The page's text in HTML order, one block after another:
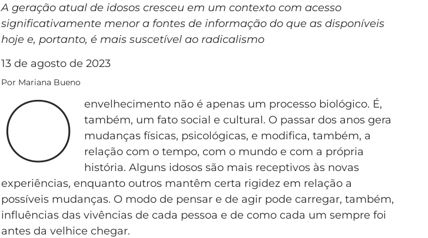
A geração atual de idosos cresceu em um contexto com acesso
significativamente menor a fontes de informação do que as disponíveis
hoje e, portanto, é mais suscetível ao radicalismo
13 de agosto de 2023
Por Mariana Bueno
O
envelhecimento não é apenas um processo biológico. É,
também, um fato social e cultural. O passar dos anos gera
mudanças físicas, psicológicas, e modifica, também, a
relação com o tempo, com o mundo e com a própria
história. Alguns idosos são mais receptivos às novas
experiências, enquanto outros mantêm certa rigidez em relação a
possíveis mudanças. O modo de pensar e de agir pode carregar, também,
influências das vivências de cada pessoa e de como cada um sempre foi
antes da velhice chegar.